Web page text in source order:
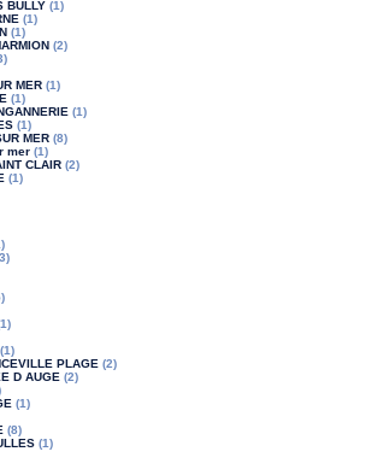
BULLY (1)
(1)
(1)
(2)
MER (1)
(1)
(1)
(1)
MER (8)
mer (1)
CLAIR (2)
(1)
(1)
PLAGE (2)
D AUGE (2)
(1)
(8)
(1)